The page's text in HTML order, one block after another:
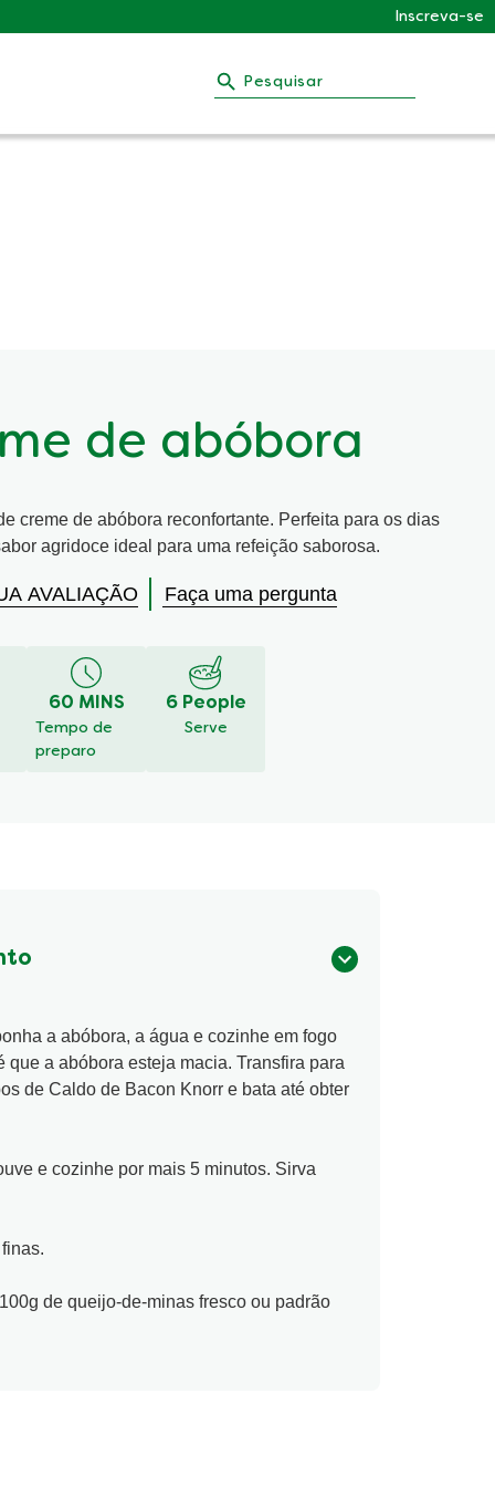
Inscreva-se
Pesquisar
de abóbora
creme de abóbora reconfortante. Perfeita para os dias
agridoce ideal para uma refeição saborosa.
AVALIAÇÃO Faça uma pergunta
60 MINS
Tempo de
preparo
6 People
Serve
a abóbora, a água e cozinhe em fogo
que a abóbora esteja macia. Transfira para
de Caldo de Bacon Knorr e bata até obter
e cozinhe por mais 5 minutos. Sirva
de queijo-de-minas fresco ou padrão